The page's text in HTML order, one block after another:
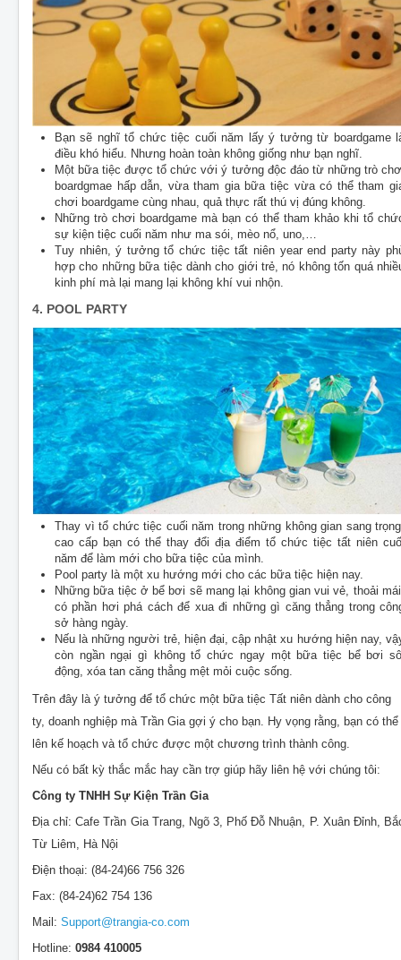
Bạn sẽ nghĩ tổ chức tiệc cuối năm lấy ý tưởng từ boardgame
điều khó hiểu. Nhưng hoàn toàn không giống như bạn nghĩ.
Một bữa tiệc được tổ chức với ý tưởng độc đáo từ những trò
boardgmae hấp dẫn, vừa tham gia bữa tiệc vừa có thể tham
chơi boardgame cùng nhau, quả thực rất thú vị đúng không.
Những trò chơi boardgame mà bạn có thể tham khảo khi tổ
sự kiện tiệc cuối năm như ma sói, mèo nổ, uno,…
Tuy nhiên, ý tưởng tổ chức tiệc tất niên year end party này
hợp cho những bữa tiệc dành cho giới trẻ, nó không tốn quá
kinh phí mà lại mang lại không khí vui nhộn.
4. POOL PARTY
Thay vì tổ chức tiệc cuối năm trong những không gian sang
cao cấp bạn có thể thay đổi địa điểm tổ chức tiệc tất niên
năm để làm mới cho bữa tiệc của mình.
Pool party là một xu hướng mới cho các bữa tiệc hiện nay.
Những bữa tiệc ở bể bơi sẽ mang lại không gian vui vẻ, thoải
có phần hơi phá cách để xua đi những gì căng thẳng trong
sở hàng ngày.
Nếu là những người trẻ, hiện đại, cập nhật xu hướng hiện nay,
còn ngần ngại gì không tổ chức ngay một bữa tiệc bể bơi
động, xóa tan căng thẳng mệt mỏi cuộc sống.
Trên đây là ý tưởng để tổ chức một bữa tiệc Tất niên dành cho công
ty, doanh nghiệp mà Trần Gia gợi ý cho bạn. Hy vọng rằng, bạn có thể
lên kế hoạch và tổ chức được một chương trình thành công.
Nếu có bất kỳ thắc mắc hay cần trợ giúp hãy liên hệ với chúng tôi:
Công ty TNHH Sự Kiện Trần Gia
Địa chỉ: Cafe Trần Gia Trang, Ngõ 3, Phố Đỗ Nhuận, P. Xuân Đỉnh,
Từ Liêm, Hà Nội
Điện thoại: (84-24)66 756 326
Fax: (84-24)62 754 136
Mail: Support@trangia-co.com
Hotline: 0984 410005